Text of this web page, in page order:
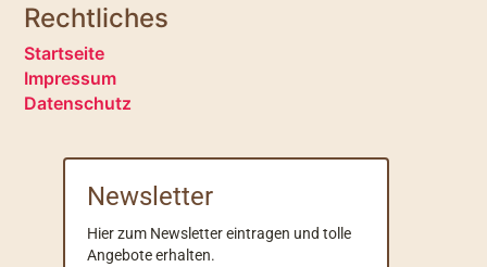
Rechtliches
Startseite
Impressum
Datenschutz
Newsletter
Hier zum Newsletter eintragen und tolle
Angebote erhalten.